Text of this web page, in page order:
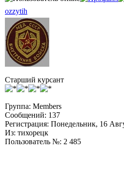
ozzytih
Старший курсант
Группа: Members
Сообщений: 137
Регистрация: Понедельник, 16
Из: тихорецк
Пользователь №: 2 485